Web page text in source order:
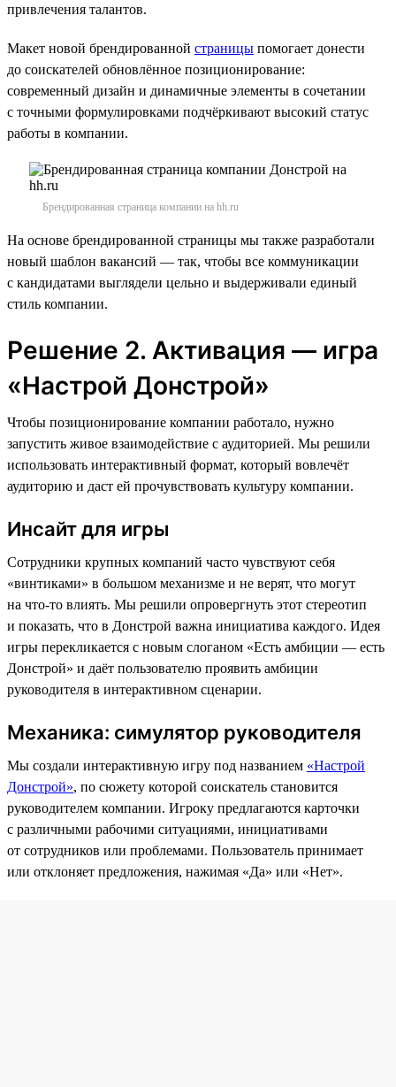
привлечения талантов.
Макет новой брендированной страницы помогает донести
до соискателей обновлённое позиционирование:
современный дизайн и динамичные элементы в сочетании
с точными формулировками подчёркивают высокий статус
работы в компании.
Брендированная страница компании на hh.ru
На основе брендированной страницы мы также разработали
новый шаблон вакансий — так, чтобы все коммуникации
с кандидатами выглядели цельно и выдерживали единый
стиль компании.
Решение 2. Активация — игра
«Настрой Донстрой»
Чтобы позиционирование компании работало, нужно
запустить живое взаимодействие с аудиторией. Мы решили
использовать интерактивный формат, который вовлечёт
аудиторию и даст ей прочувствовать культуру компании.
Инсайт для игры
Сотрудники крупных компаний часто чувствуют себя
«винтиками» в большом механизме и не верят, что могут
на что-то влиять. Мы решили опровергнуть этот стереотип
и показать, что в Донстрой важна инициатива каждого. Идея
игры перекликается с новым слоганом «Есть амбиции — есть
Донстрой» и даёт пользователю проявить амбиции
руководителя в интерактивном сценарии.
Механика: симулятор руководителя
Мы создали интерактивную игру под названием «Настрой
Донстрой», по сюжету которой соискатель становится
руководителем компании. Игроку предлагаются карточки
с различными рабочими ситуациями, инициативами
от сотрудников или проблемами. Пользователь принимает
или отклоняет предложения, нажимая «Да» или «Нет».